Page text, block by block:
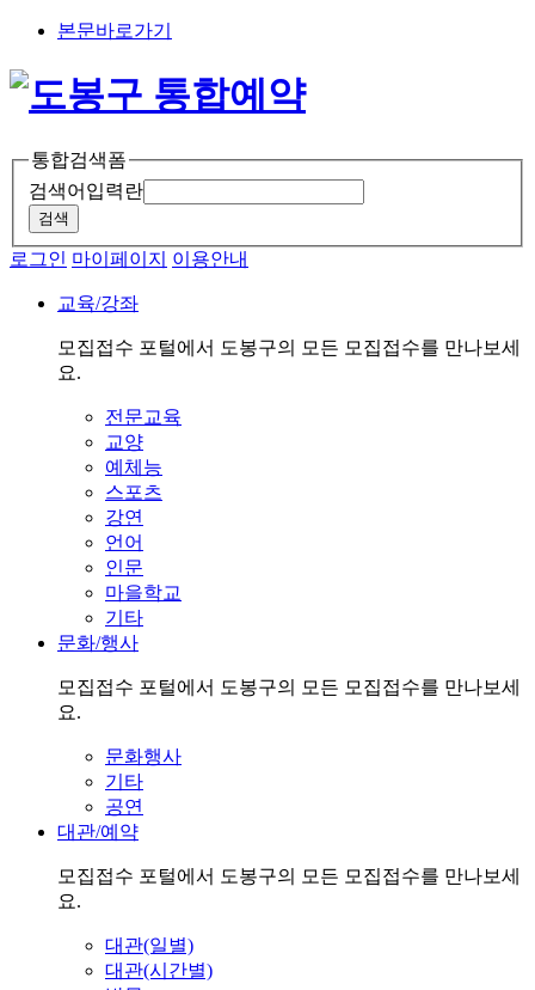
본문바로가기
통합검색폼
검색어입력란
로그인 마이페이지 이용안내
교육/강좌
모집접수 포털에서 도봉구의 모든 모집접수를 만나보세
요.
전문교육
교양
예체능
스포츠
강연
언어
인문
마을학교
기타
문화/행사
모집접수 포털에서 도봉구의 모든 모집접수를 만나보세
요.
문화행사
기타
공연
대관/예약
모집접수 포털에서 도봉구의 모든 모집접수를 만나보세
요.
대관(일별)
대관(시간별)